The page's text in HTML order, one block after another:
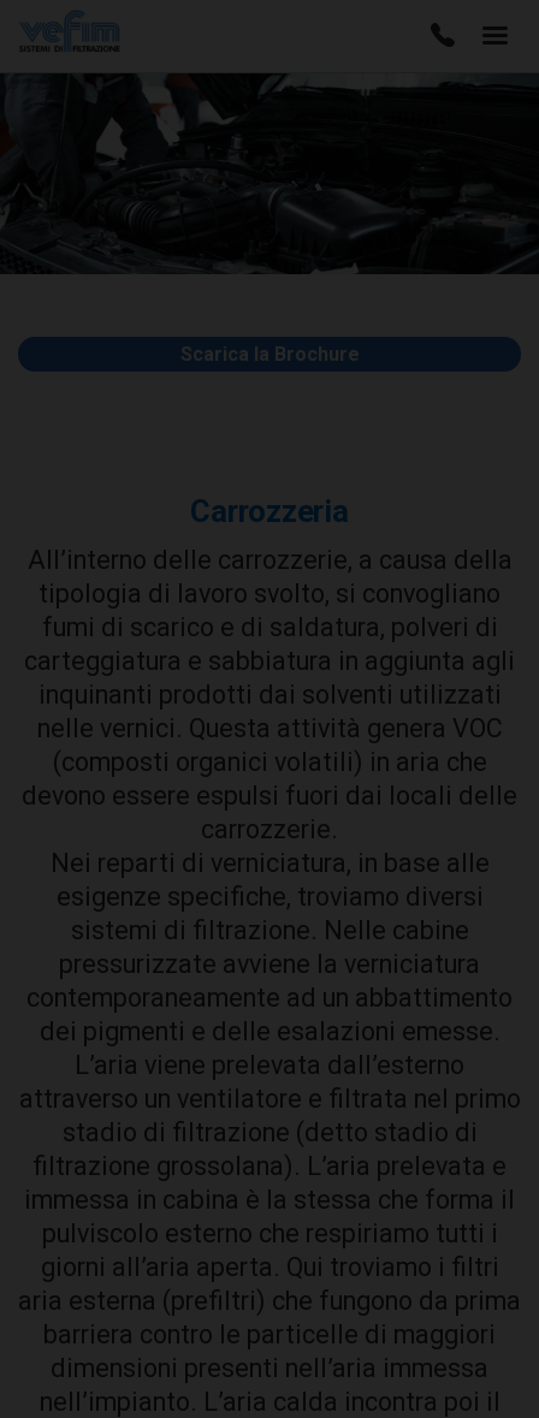
Scarica la Brochure
Carrozzeria
All’interno delle carrozzerie, a causa della
tipologia di lavoro svolto, si convogliano
fumi di scarico e di saldatura, polveri di
carteggiatura e sabbiatura in aggiunta agli
inquinanti prodotti dai solventi utilizzati
nelle vernici. Questa attività genera VOC
(composti organici volatili) in aria che
devono essere espulsi fuori dai locali delle
carrozzerie.
Nei reparti di verniciatura, in base alle
esigenze specifiche, troviamo diversi
sistemi di filtrazione. Nelle cabine
pressurizzate avviene la verniciatura
contemporaneamente ad un abbattimento
dei pigmenti e delle esalazioni emesse.
L’aria viene prelevata dall’esterno
attraverso un ventilatore e filtrata nel primo
stadio di filtrazione (detto stadio di
filtrazione grossolana). L’aria prelevata e
immessa in cabina è la stessa che forma il
pulviscolo esterno che respiriamo tutti i
giorni all’aria aperta. Qui troviamo i filtri
aria esterna (prefiltri) che fungono da prima
barriera contro le particelle di maggiori
dimensioni presenti nell’aria immessa
nell’impianto. L’aria calda incontra poi il